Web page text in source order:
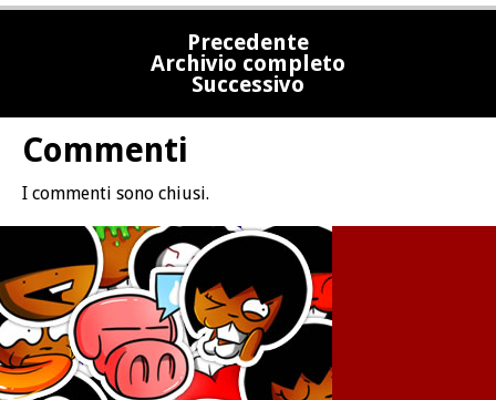
Precedente
Archivio completo
Successivo
Commenti
I commenti sono chiusi.